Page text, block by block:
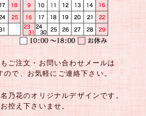
ご注文・お問い合わせメールは
ので、お気軽にご連絡下さい。
乃花のオリジナルデザインです。
控え下さいませ。